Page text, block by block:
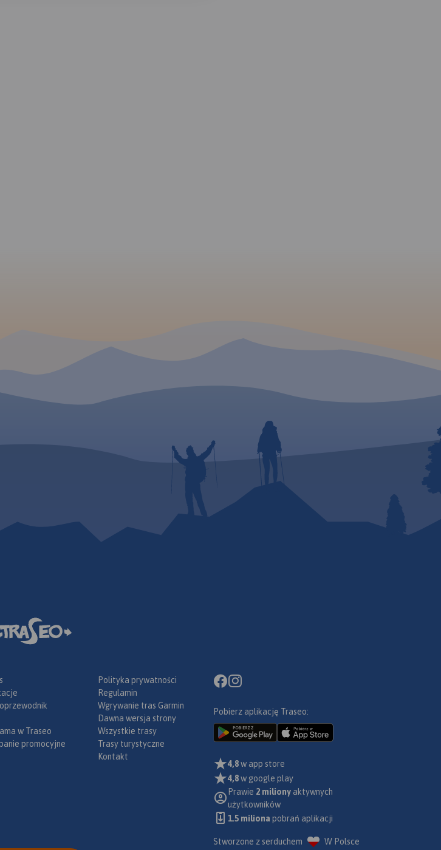
w Traseo
promocyjne
Polityka prywatności
Regulamin
Wgrywanie tras Garmin
Dawna wersja strony
Wszystkie trasy
Trasy turystyczne
Kontakt
Pobierz aplikację Traseo:
4,8w app store
4,8w google play
Prawie 2 miliony aktywnych
użytkowników
1.5 miliona pobrań aplikacji
Stworzone z serduchem W Polsce